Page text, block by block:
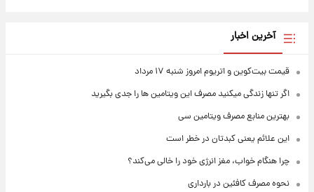
آخرین اخبار
قیمت بیت‌کوین و اتریوم امروز شنبه ۱۷ مرداد
اگر تنها زندگی میکنید مصرف این ویتامین ها را جدی بگیرید
بهترین منابع مصرف ویتامین سی
این علائم یعنی کبدتان در خطر است
چرا هنگام خواب، مغز انرژی خود را خالی می‌کند؟
نحوه مصرف کافئین در بارداری